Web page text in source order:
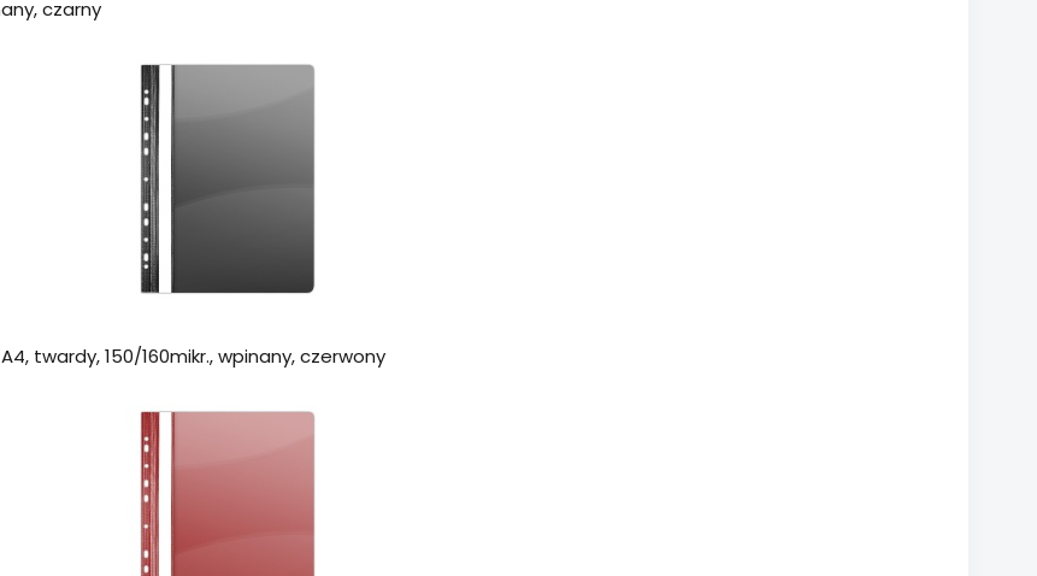
czarny
twardy, 150/160mikr., wpinany, czerwony